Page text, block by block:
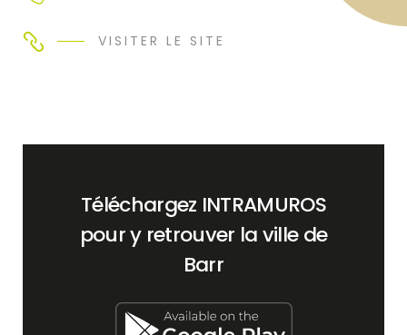
VISITER LE SITE
Téléchargez INTRAMUROS
pour y retrouver la ville de
Barr